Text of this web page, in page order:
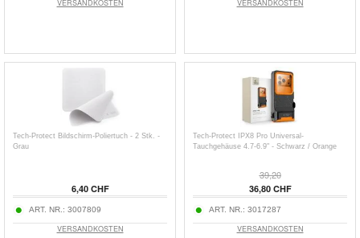
VERSANDKOSTEN VERSANDKOSTEN
Tech-Protect Bildschirm-Poliertuch - 2 Stk. -
Grau
6,40 CHF
ART. NR.: 3007809
VERSANDKOSTEN
Tech-Protect IPX8 Pro Universal-
Tauchgehäuse 4.7-6.9" - Schwarz / Orange
39,20
36,80 CHF
ART. NR.: 3017287
VERSANDKOSTEN